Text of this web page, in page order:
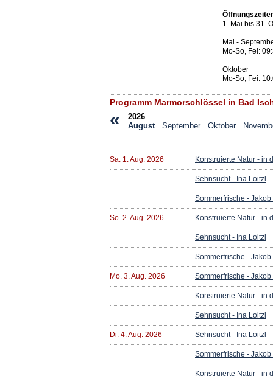
1. Mai bis 31.
Mai -
Mo-So, Fei:
Oktober
Mo-So, Fei:
Programm Marmorschlössel in Bad
«
2026
August
September Oktober
Sa. 1. Aug. 2026 Konstruierte Natur - in
Sehnsucht - Ina Loitzl
Sommerfrische -
So. 2. Aug. 2026 Konstruierte Natur - in
Sehnsucht - Ina Loitzl
Sommerfrische -
Mo. 3. Aug. 2026 Sommerfrische -
Konstruierte Natur - in
Sehnsucht - Ina Loitzl
Di. 4. Aug. 2026 Sehnsucht - Ina Loitzl
Sommerfrische -
Konstruierte Natur - in